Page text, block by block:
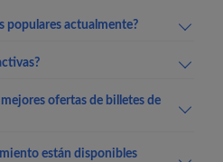
populares actualmente?
ofertas de billetes de
están disponibles